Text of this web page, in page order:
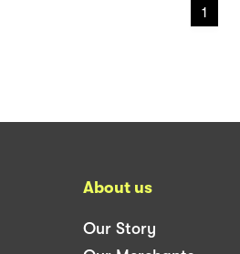
1
About us
Our Story